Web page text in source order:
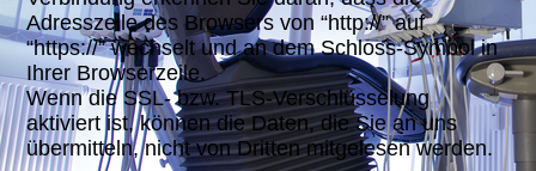
Adresszeile des Browsers von “http://” auf
“https://” wechselt und an dem Schloss-Symbol in
Ihrer Browserzeile.
Wenn die SSL- bzw. TLS-Verschlüsselung
aktiviert ist, können die Daten, die Sie an uns
übermitteln, nicht von Dritten mitgelesen werden.